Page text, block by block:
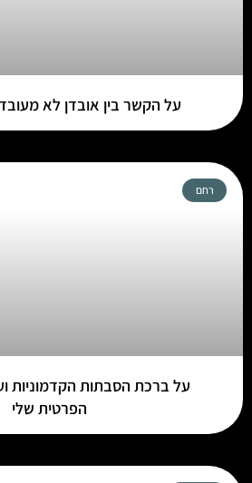
על הקשר בין אובדן לא מעובד
רחם
על ברכת הסבתות הקדמוניות
הפרטית שלי